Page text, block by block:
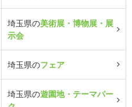
埼玉県の美術展・博物展・展
示会
埼玉県のフェア
埼玉県の遊園地・テーマパー